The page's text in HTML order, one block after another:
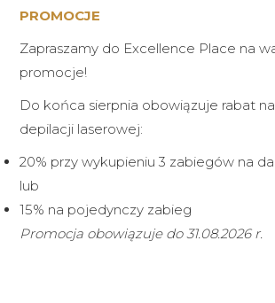
PROMOCJE
Zapraszamy do Excellence Place na
promocje!
Do końca sierpnia obowiązuje rabat
depilacji laserowej:
20% przy wykupieniu 3 zabiegów na
lub
15% na pojedynczy zabieg
Promocja obowiązuje do 31.08.2026 r.